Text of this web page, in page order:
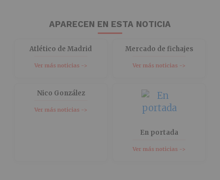
APARECEN EN ESTA NOTICIA
Atlético de Madrid
Ver más noticias ->
Mercado de fichajes
Ver más noticias ->
Nico González
Ver más noticias ->
En portada
Ver más noticias ->